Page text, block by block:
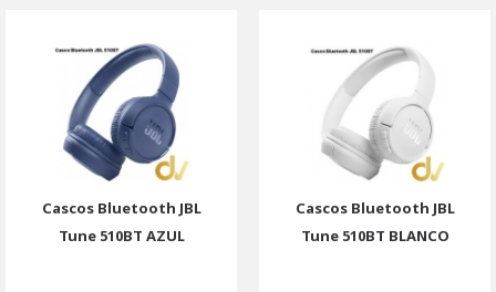
Cascos Bluetooth JBL
Tune 510BT AZUL
Cascos Bluetooth JBL
Tune 510BT BLANCO